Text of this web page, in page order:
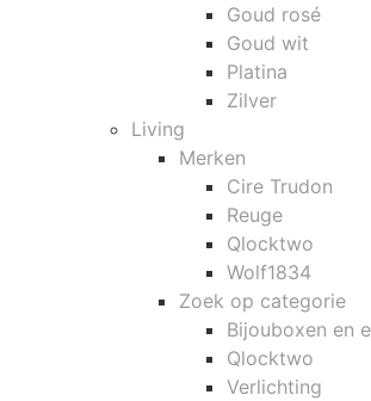
Goud rosé
Goud wit
Platina
Zilver
Living
Merken
Cire Trudon
Reuge
Qlocktwo
Wolf1834
Zoek op categorie
Bijouboxen en
Qlocktwo
Verlichting